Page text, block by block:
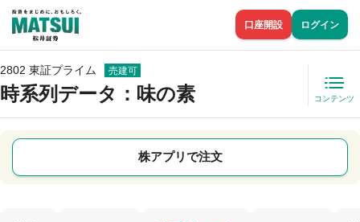
口座開設 ログイン
2802 東証プライム 売建可
時系列データ ：味の素 コンテンツ
株アプリで注文